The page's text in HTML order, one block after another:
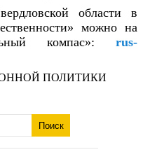
области в
можно на
компас»: rus-
ПОЛИТИКИ